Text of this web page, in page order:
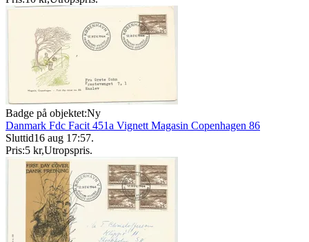
Badge på objektet:Ny
Danmark Fdc Facit 451a Vignett Magasin Copenhagen 86
Sluttid16 aug 17:57.
Pris:5 kr,Utropspris.